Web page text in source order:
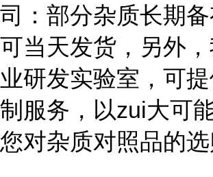
司：部分杂质长期备
可当天发货，另外
业研发实验室，可
制服务，以zui大可
您对杂质对照品的选